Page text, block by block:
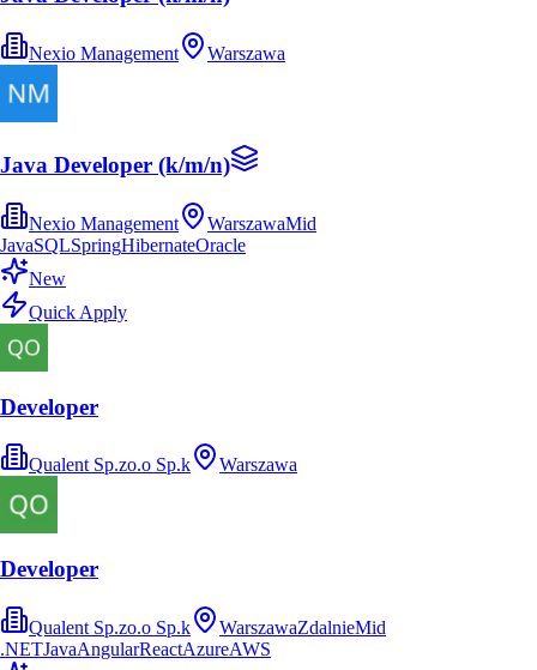
Nexio Management Warszawa
Java Developer (k/m/n)
Nexio Management WarszawaMid
JavaSQLSpringHibernateOracle
New
Quick Apply
Developer
Qualent Sp.zo.o Sp.k Warszawa
Developer
Qualent Sp.zo.o Sp.k WarszawaZdalnieMid
.NETJavaAngularReactAzureAWS